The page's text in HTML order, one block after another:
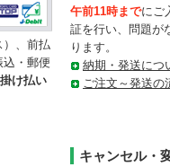
）、前払
込・郵便
け払い
午前11時までにご
証を行い、問題が
ります。
納期・発送につ
ご注文～発送の
キャンセル・